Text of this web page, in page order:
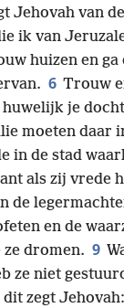
Jehovah van
ik van
huizen en
6 Trouw
huwelijk je
moeten daar
in de stad
als zij vrede
de
en de
dromen. 9
ze niet
dit zegt